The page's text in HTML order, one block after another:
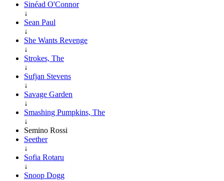
Sinéad O'Connor
↓
Sean Paul
↓
She Wants Revenge
↓
Strokes, The
↓
Sufjan Stevens
↓
Savage Garden
↓
Smashing Pumpkins, The
↓
Semino Rossi
Seether
↓
Sofia Rotaru
↓
Snoop Dogg